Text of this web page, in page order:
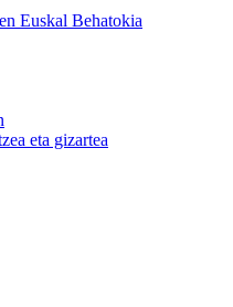
Euskal Behatokia
eta gizartea